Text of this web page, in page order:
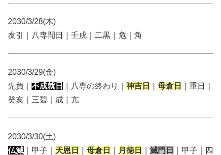
2030/3/28(木)
友引｜八専間日｜壬戌｜二黒｜危｜角
2030/3/29(金)
先負｜ 不成就日 ｜八専の終わり｜ 神吉日 母倉日
｜重日｜
癸亥｜三碧｜成｜亢
2030/3/30(土)
仏滅 ｜甲子｜ 天恩日 母倉日 月徳日 滅門日
｜甲子｜四